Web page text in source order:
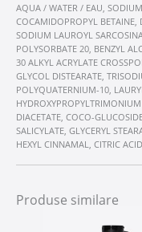
AQUA / WATER / EAU,
COCAMIDOPROPYL BETAINE,
SODIUM LAUROYL
POLYSORBATE 20, BENZYL
30 ALKYL ACRYLATE
GLYCOL DISTEARATE,
POLYQUATERNIUM-10,
DIACETATE, COCO-
SALICYLATE, GLYCERYL
HEXYL CINNAMAL, CITRIC
Produse similare